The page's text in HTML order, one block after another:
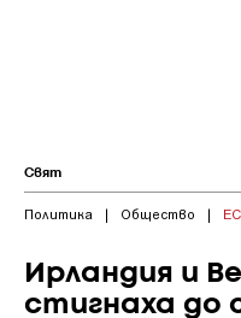
Свят
Политика | Общество | ЕС
Ирландия и
стигнаха до